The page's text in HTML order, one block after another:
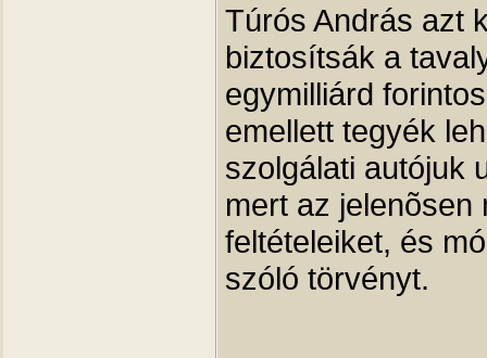
Túrós András azt
biztosítsák a
egymilliárd
emellett tegyék
szolgálati autójuk
mert az
feltételeiket, és
szóló törvényt.